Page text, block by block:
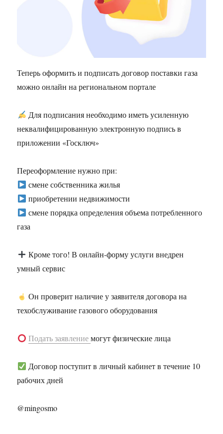
Теперь оформить и подписать договор поставки газа
можно онлайн на региональном портале
Для подписания необходимо иметь усиленную
неквалифицированную электронную подпись в
приложении «Госключ»
Переоформление нужно при:
смене собственника жилья
приобретении недвижимости
смене порядка определения объема потребленного
газа
Кроме того! В онлайн-форму услуги внедрен
умный сервис
Он проверит наличие у заявителя договора на
техобслуживание газового оборудования
Подать заявлениемогут физические лица
Договор поступит в личный кабинет в течение 10
рабочих дней
@mingosmo